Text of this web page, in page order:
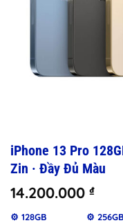
iPhone 13 Pro
Zin · Đầy Đủ Màu
14.200.000 ₫
⚙️ 128GB ⚙️ 256GB